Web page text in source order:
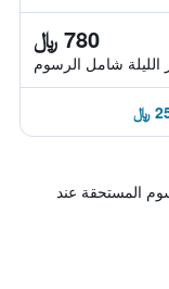
780 ﷼
شامل الرسوم
المستحقة عند